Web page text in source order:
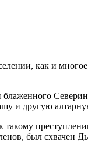
как и
и другую
был схвачен